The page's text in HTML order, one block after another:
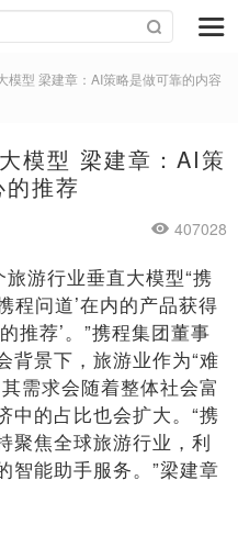
模型 梁建章：AI策略是做可靠的内容
模型 梁建章：AI策
推荐
407028
游行业垂直大模型“携
程问道’在内的产品获得
推荐’。”携程集团董事
背景下，旅游业作为“难
需求会随着整体社会富
中的占比也会扩大。“携
聚焦全球旅游行业，利
智能助手服务。”梁建章